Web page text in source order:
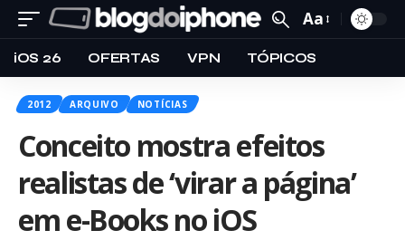
Aa
iOS 26 OFERTAS VPN TÓPICOS
2012 ARQUIVO NOTÍCIAS
Conceito mostra efeitos
realistas de ‘virar a página’
em e-Books no iOS